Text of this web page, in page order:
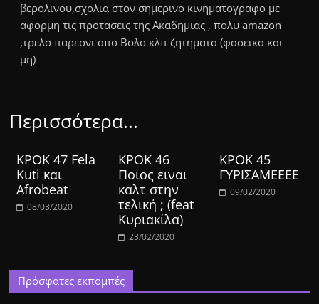
βερολινου,σχολια στον σημερινο κινηματογραφο με
αφορμη τις προτασεις της Ακαδημιας , πολυ amazon
,τρελο παρεονι απο Βολο κλπ ζητηματα (φασεικα και
μη)
Περισσότερα...
ΚΡΟΚ 47 Fela
Kuti και
Afrobeat
08/03/2020
ΚΡΟΚ 46
Ποιος ειναι
καλτ στην
τελική ; (feat
Κυριακίλα)
23/02/2020
ΚΡΟΚ 45
ΓΥΡΙΣΑΜΕΕΕΕ
09/02/2020
Πρόσφατες εκπομπές